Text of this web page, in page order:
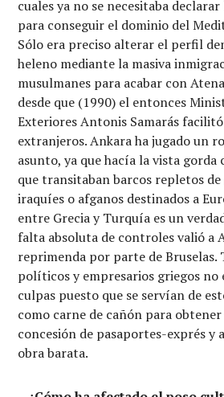
cuales ya no se necesitaba
para conseguir el dominio del
Sólo era preciso alterar el perfil
heleno mediante la masiva
musulmanes para acabar con
desde que (1990) el entonces
Exteriores Antonis Samarás
extranjeros. Ankara ha jugado un
asunto, ya que hacía la vista gorda
que transitaban barcos repletos
iraquíes o afganos destinados a
entre Grecia y Turquía es un
falta absoluta de controles valió a
reprimenda por parte de Bruselas.
políticos y empresarios griegos no
culpas puesto que se servían de
como carne de cañón para
concesión de pasaportes-exprés y
obra barata.